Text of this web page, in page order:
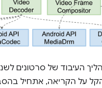
העיבוד של סרטונים